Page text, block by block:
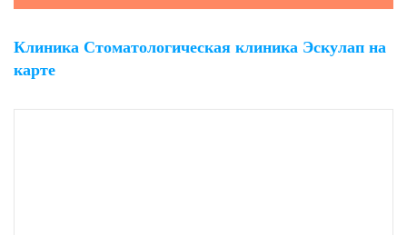
Клиника Стоматологическая клиника Эскулап на
карте